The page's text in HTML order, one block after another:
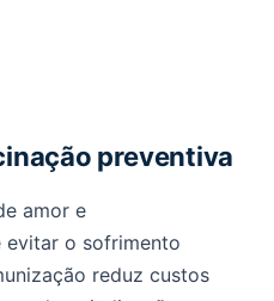
preventiva
amor e
evitar o sofrimento
reduz custos